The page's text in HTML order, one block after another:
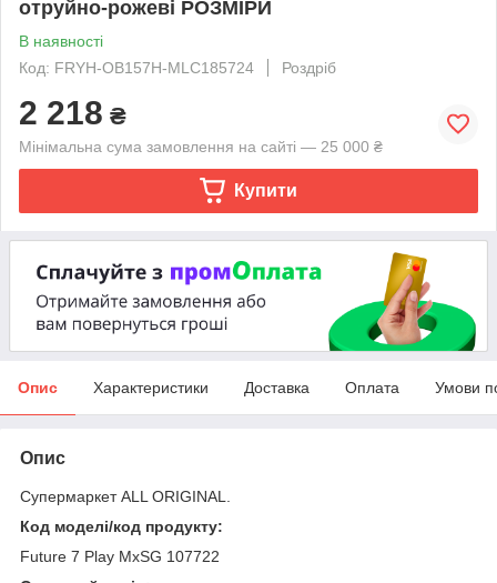
отруйно-рожеві РОЗМІРИ
В наявності
Код: FRYH-OB157H-MLC185724
Роздріб
2 218 ₴
Мінімальна сума замовлення на сайті — 25 000 ₴
Купити
Опис Характеристики Доставка Оплата Умови
Опис
Супермаркет ALL ORIGINAL.
Код моделі/код продукту:
Future 7 Play MxSG 107722